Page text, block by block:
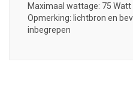
Maximaal wattage: 75 Watt
Opmerking: lichtbron en
inbegrepen